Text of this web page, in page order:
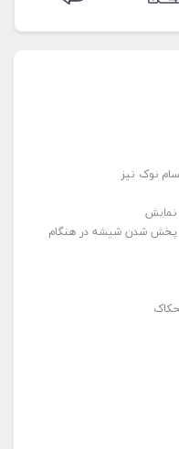
نوک تیز
پخش شدن شیشه در هنگام